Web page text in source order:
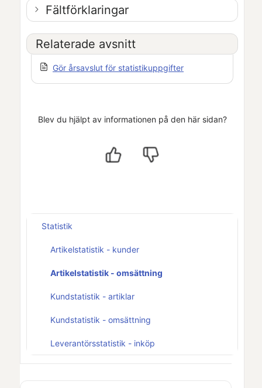
Fältförklaringar
Relaterade avsnitt
Gör årsavslut för statistikuppgifter
Blev du hjälpt av informationen på den här sidan?
Statistik
Artikelstatistik - kunder
Artikelstatistik - omsättning
Kundstatistik - artiklar
Kundstatistik - omsättning
Leverantörsstatistik - inköp